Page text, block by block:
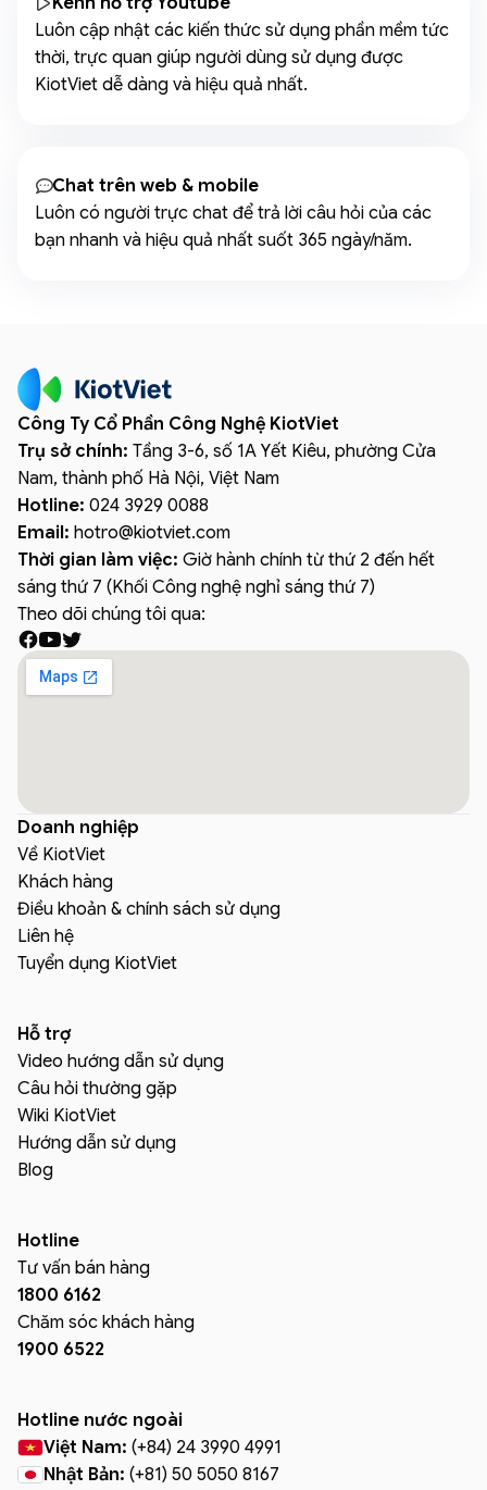
Luôn cập nhật các kiến thức sử dụng phần mềm tức
thời, trực quan giúp người dùng sử dụng được
KiotViet dễ dàng và hiệu quả nhất.
Chat trên web & mobile
Luôn có người trực chat để trả lời câu hỏi của các
bạn nhanh và hiệu quả nhất suốt 365 ngày/năm.
Công Ty Cổ Phần Công Nghệ KiotViet
Trụ sở chính: Tầng 3-6, số 1A Yết Kiêu, phường Cửa
Nam, thành phố Hà Nội, Việt Nam
Hotline: 024 3929 0088
Email: hotro@kiotviet.com
Thời gian làm việc: Giờ hành chính từ thứ 2 đến hết
sáng thứ 7 (Khối Công nghệ nghỉ sáng thứ 7)
Theo dõi chúng tôi qua:
Doanh nghiệp
Về KiotViet
Khách hàng
Điều khoản & chính sách sử dụng
Liên hệ
Tuyển dụng KiotViet
Hỗ trợ
Video hướng dẫn sử dụng
Câu hỏi thường gặp
Wiki KiotViet
Hướng dẫn sử dụng
Blog
Hotline
Tư vấn bán hàng
1800 6162
Chăm sóc khách hàng
1900 6522
Hotline nước ngoài
Việt Nam: (+84) 24 3990 4991
Nhật Bản: (+81) 50 5050 8167